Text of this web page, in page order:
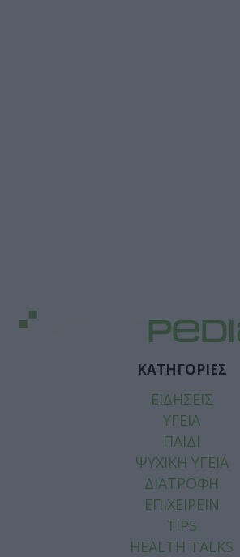
ΚΑΤΗΓΟΡΙΕΣ
ΕΙΔΗΣΕΙΣ
ΥΓΕΙΑ
ΠΑΙΔΙ
ΨΥΧΙΚΗ ΥΓΕΙΑ
ΔΙΑΤΡΟΦΗ
ΕΠΙΧΕΙΡΕΙΝ
TIPS
HEALTH TALKS